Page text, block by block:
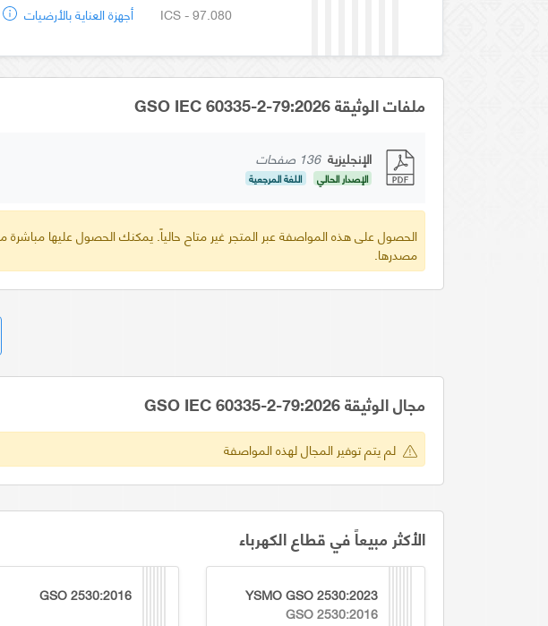
ICS - 97.080
أجهزة العناية بالأرضيات
ملفات الوثيقة GSO IEC 60335-2-79:2026
الإنجليزية 136 صفحات
الإصدار الحالي اللغة المرجعية
الحصول على هذه المواصفة عبر المتجر غير متاح حالياً. يمكنك الحصول عليها مباشرة
مصدرها.
مجال الوثيقة GSO IEC 60335-2-79:2026
لم يتم توفير المجال لهذه المواصفة
الأكثر مبيعاً في قطاع الكهرباء
YSMO GSO 2530:2023
GSO 2530:2016
GSO 2530:2016